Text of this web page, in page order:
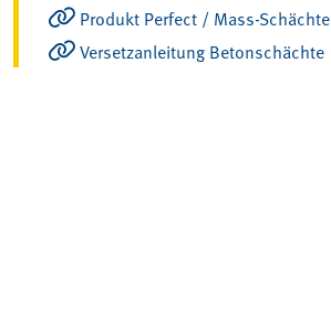
Produkt Perfect / Mass-Schächte
Versetzanleitung Betonschächte